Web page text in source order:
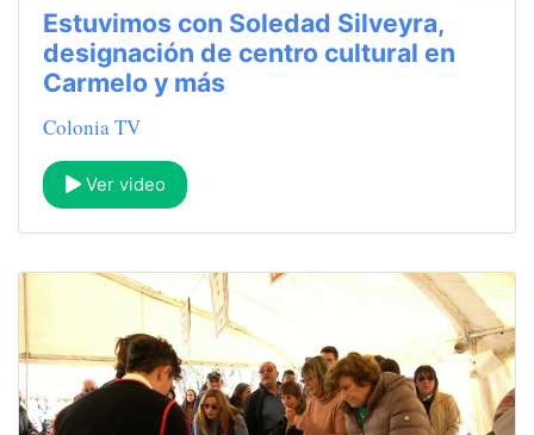
Estuvimos con Soledad Silveyra,
designación de centro cultural en
Carmelo y más
Colonia TV
Ver video